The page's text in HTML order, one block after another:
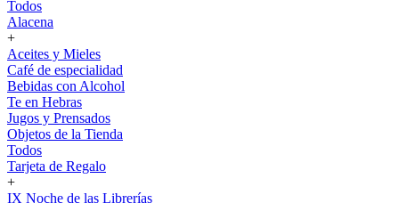
Todos
Alacena
+
Aceites y Mieles
Café de especialidad
Bebidas con Alcohol
Te en Hebras
Jugos y Prensados
Objetos de la Tienda
Todos
Tarjeta de Regalo
+
IX Noche de las Librerías